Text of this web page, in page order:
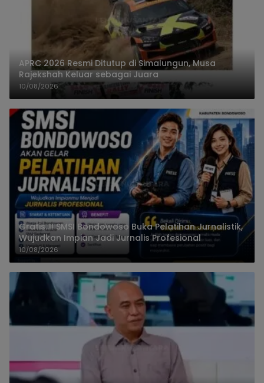
APRC 2026 Resmi Ditutup di Simalungun, Musa
Rajekshah Keluar sebagai Juara
10/08/2026
Gratis..!! SMSI Bondowoso Buka Pelatihan Jurnalistik,
Wujudkan Impian Jadi Jurnalis Profesional
10/08/2026